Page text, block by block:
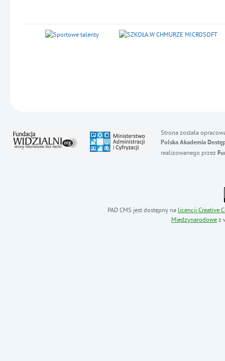
Strona została
Polska Akademia
realizowanego przez
PAD CMS jest dostępny na licencji Creative
Międzynarodowe z